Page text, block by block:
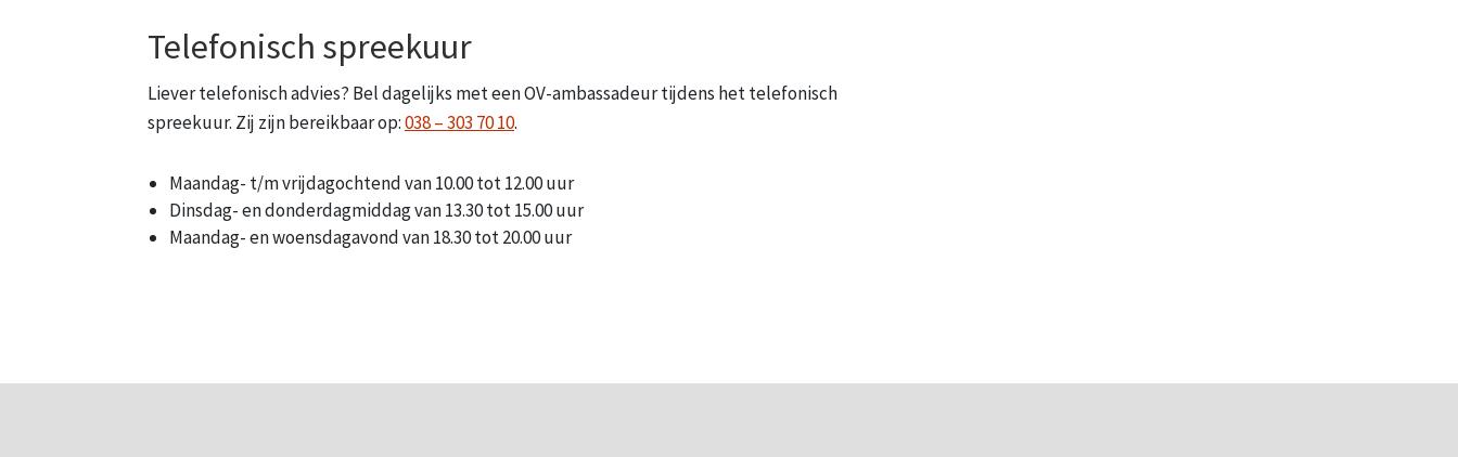
Telefonisch spreekuur
Liever telefonisch advies? Bel dagelijks met een OV-ambassadeur tijdens het telefonisch
spreekuur. Zij zijn bereikbaar op:038 – 303 70 10.
Maandag- t/m vrijdagochtend van 10.00 tot 12.00 uur
Dinsdag- en donderdagmiddag van 13.30 tot 15.00 uur
Maandag- en woensdagavond van 18.30 tot 20.00 uur